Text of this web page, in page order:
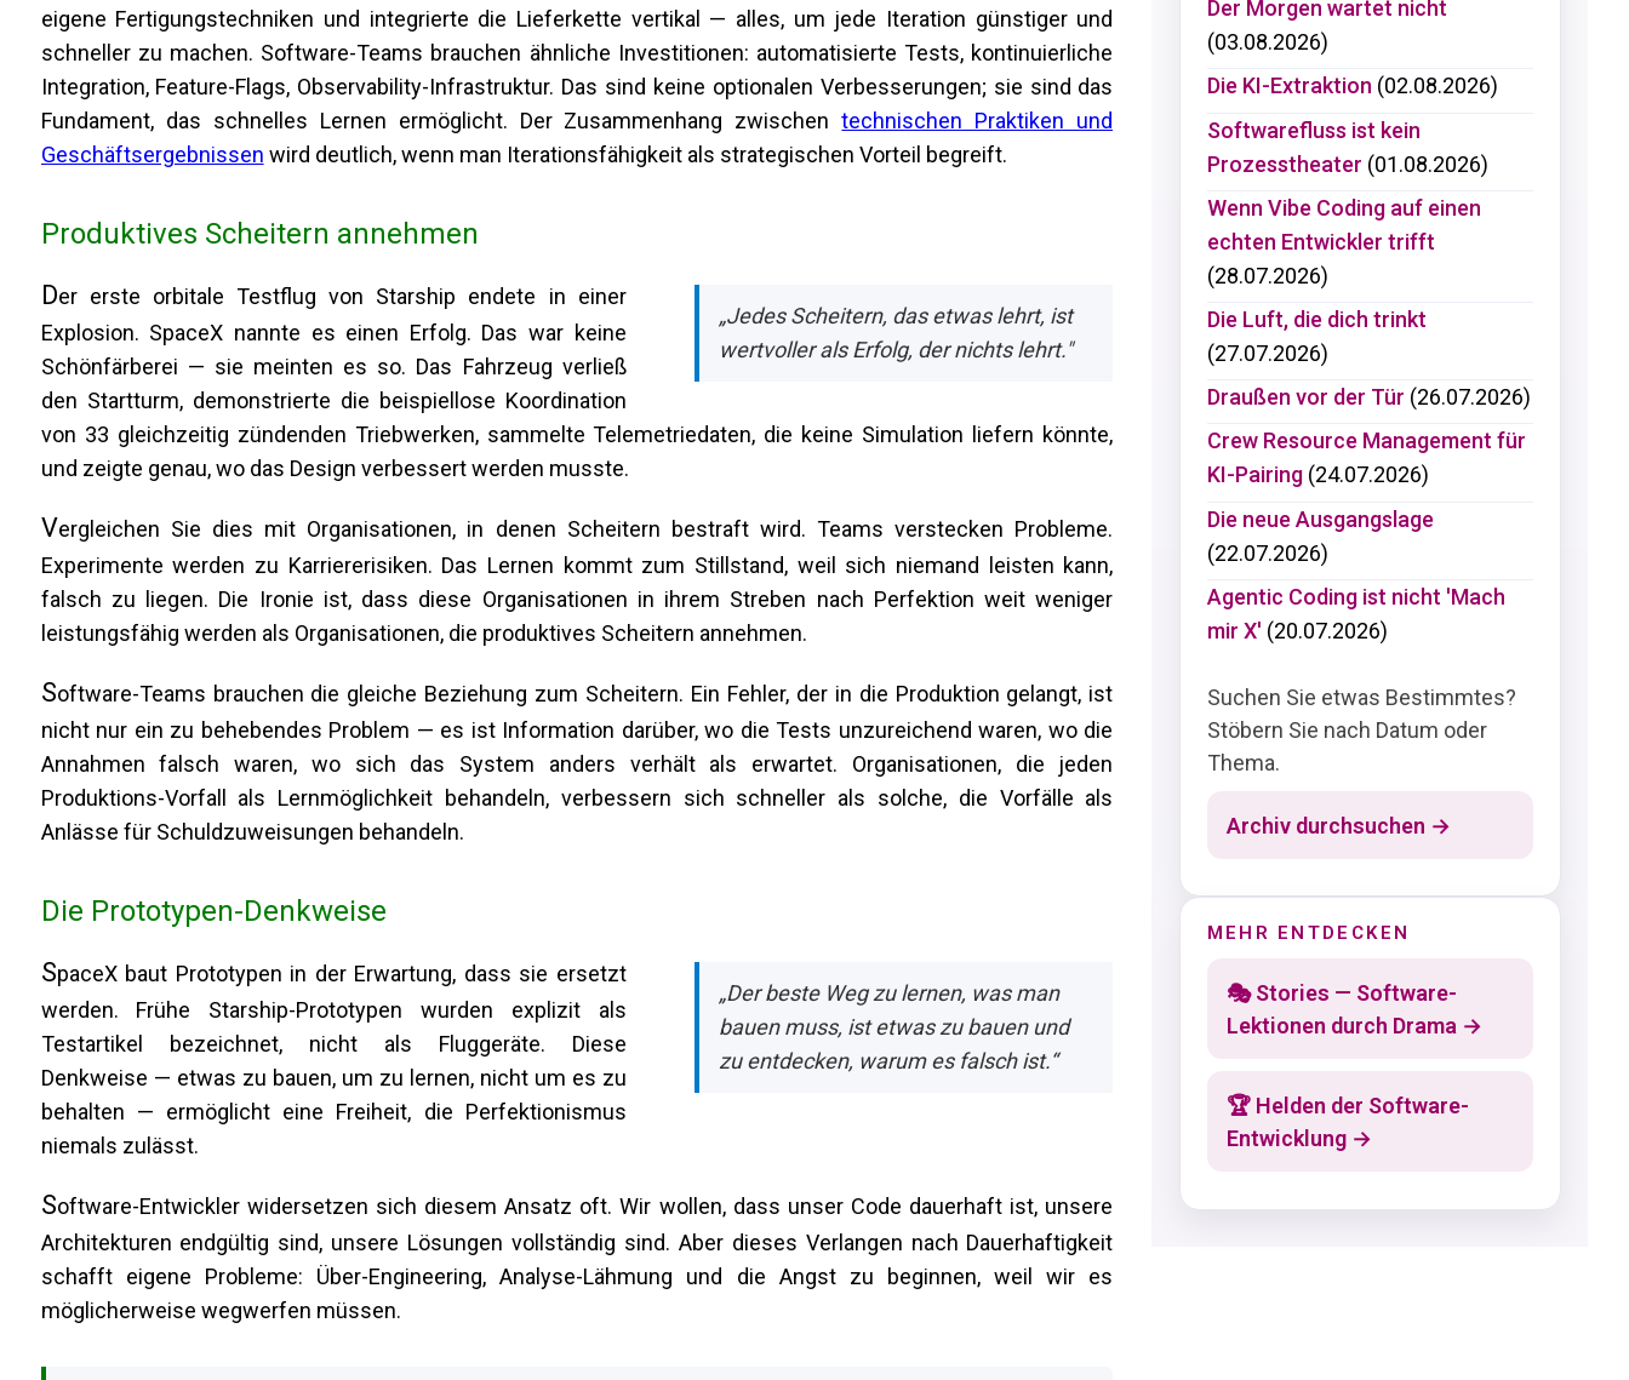
eigene Fertigungstechniken und integrierte die Lieferkette vertikal — alles, um jede Iteration günstiger und
schneller zu machen. Software-Teams brauchen ähnliche Investitionen: automatisierte Tests, kontinuierliche
Integration, Feature-Flags, Observability-Infrastruktur. Das sind keine optionalen Verbesserungen; sie sind das
Fundament, das schnelles Lernen ermöglicht. Der Zusammenhang zwischentechnischen Praktiken und
Geschäftsergebnissen wird deutlich, wenn man Iterationsfähigkeit als strategischen Vorteil begreift.
Produktives Scheitern annehmen
„Jedes Scheitern, das etwas lehrt, ist
wertvoller als Erfolg, der nichts lehrt."
Der erste orbitale Testflug von Starship endete in einer
Explosion. SpaceX nannte es einen Erfolg. Das war keine
Schönfärberei — sie meinten es so. Das Fahrzeug verließ
den Startturm, demonstrierte die beispiellose Koordination
von 33 gleichzeitig zündenden Triebwerken, sammelte Telemetriedaten, die keine Simulation liefern könnte,
und zeigte genau, wo das Design verbessert werden musste.
Vergleichen Sie dies mit Organisationen, in denen Scheitern bestraft wird. Teams verstecken Probleme.
Experimente werden zu Karriererisiken. Das Lernen kommt zum Stillstand, weil sich niemand leisten kann,
falsch zu liegen. Die Ironie ist, dass diese Organisationen in ihrem Streben nach Perfektion weit weniger
leistungsfähig werden als Organisationen, die produktives Scheitern annehmen.
Software-Teams brauchen die gleiche Beziehung zum Scheitern. Ein Fehler, der in die Produktion gelangt, ist
nicht nur ein zu behebendes Problem — es ist Information darüber, wo die Tests unzureichend waren, wo die
Annahmen falsch waren, wo sich das System anders verhält als erwartet. Organisationen, die jeden
Produktions-Vorfall als Lernmöglichkeit behandeln, verbessern sich schneller als solche, die Vorfälle als
Anlässe für Schuldzuweisungen behandeln.
Die Prototypen-Denkweise
„Der beste Weg zu lernen, was man
bauen muss, ist etwas zu bauen und
zu entdecken, warum es falsch ist.“
SpaceX baut Prototypen in der Erwartung, dass sie ersetzt
werden. Frühe Starship-Prototypen wurden explizit als
Testartikel bezeichnet, nicht als Fluggeräte. Diese
Denkweise — etwas zu bauen, um zu lernen, nicht um es zu
behalten — ermöglicht eine Freiheit, die Perfektionismus
niemals zulässt.
Software-Entwickler widersetzen sich diesem Ansatz oft. Wir wollen, dass unser Code dauerhaft ist, unsere
Architekturen endgültig sind, unsere Lösungen vollständig sind. Aber dieses Verlangen nach Dauerhaftigkeit
schafft eigene Probleme: Über-Engineering, Analyse-Lähmung und die Angst zu beginnen, weil wir es
möglicherweise wegwerfen müssen.
Der Morgen wartet nicht
(03.08.2026)
Die KI-Extraktion (02.08.2026)
Softwarefluss ist kein
Prozesstheater (01.08.2026)
Wenn Vibe Coding auf einen
echten Entwickler trifft
(28.07.2026)
Die Luft, die dich trinkt
(27.07.2026)
Draußen vor der Tür (26.07.2026)
Crew Resource Management für
KI-Pairing(24.07.2026)
Die neue Ausgangslage
(22.07.2026)
Agentic Coding ist nicht 'Mach
mir X' (20.07.2026)
Suchen Sie etwas Bestimmtes?
Stöbern Sie nach Datum oder
Thema.
Archiv durchsuchen →
MEHR ENTDECKEN
🎭 Stories — Software-
Lektionen durch Drama →
🏆 Helden der Software-
Entwicklung →